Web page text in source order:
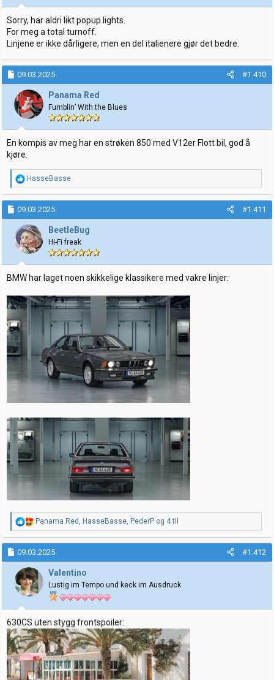
r
:
Sorry, har aldri likt popup lights.
For meg a total turnoff.
Linjene er ikke dårligere, men en del italienere gjør det bedre.
09.03.2025 #1.410
Panama Red
Fumblin’ With the Blues
En kompis av meg har en strøken 850 med V12er Flott bil, god å
kjøre.
R
e
a
k
s
j
o
n
e
r
:
HasseBasse
09.03.2025 #1.411
BeetleBug
Hi-Fi freak
BMW har laget noen skikkelige klassikere med vakre linjer:
R
e
a
k
s
j
o
n
r
:
Panama Red , HasseBasse, PederP og 4 til
09.03.2025 #1.412
Valentino
Lustig im Tempo und keck im Ausdruck
630CS uten stygg frontspoiler: